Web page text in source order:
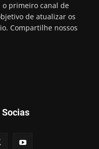
primeiro canal de
de atualizar os
Compartilhe nossos
Socias